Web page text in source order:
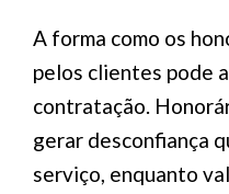
A forma como os
pelos clientes pode
contratação.
gerar desconfiança
serviço, enquanto